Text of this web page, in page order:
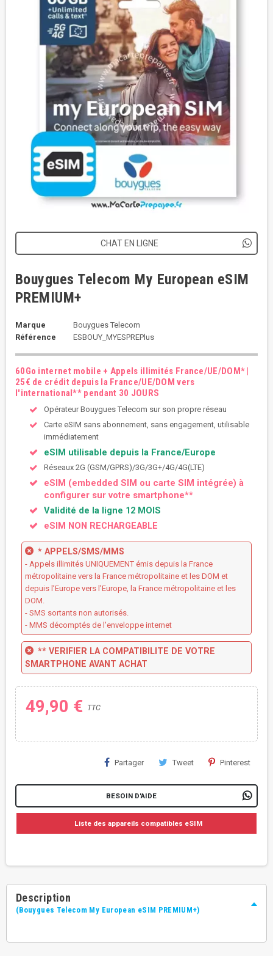
CHAT EN LIGNE
Bouygues Telecom My European eSIM
PREMIUM+
Marque
Bouygues Telecom
Référence
ESBOUY_MYESPREPlus
60Go internet mobile + Appels illimités France/UE/DOM* |
25€ de crédit depuis la France/UE/DOM vers
l'international** pendant 30 JOURS
Opérateur Bouygues Telecom sur son propre réseau
Carte eSIM sans abonnement, sans engagement, utilisable
immédiatement
eSIM utilisable depuis la France/Europe
Réseaux 2G (GSM/GPRS)/3G/3G+/4G/4G(LTE)
eSIM (embedded SIM ou carte SIM intégrée) à
configurer sur votre smartphone**
Validité de la ligne 12 MOIS
eSIM NON RECHARGEABLE
* APPELS/SMS/MMS
- Appels illimités UNIQUEMENT émis depuis la France
métropolitaine vers la France métropolitaine et les DOM et
depuis l’Europe vers l’Europe, la France métropolitaine et les
DOM.
- SMS sortants non autorisés.
- MMS décomptés de l'enveloppe internet
** VERIFIER LA COMPATIBILITE DE VOTRE
SMARTPHONE AVANT ACHAT
49,90 € TTC
Partager Tweet Pinterest
BESOIN D'AIDE
Liste des appareils compatibles eSIM
Description
(Bouygues Telecom My European eSIM PREMIUM+)